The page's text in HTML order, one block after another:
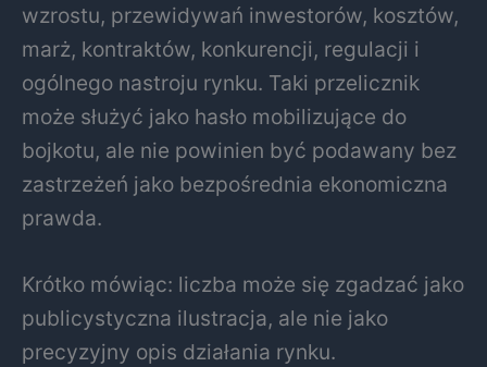
wzrostu, przewidywań inwestorów, kosztów,
marż, kontraktów, konkurencji, regulacji i
ogólnego nastroju rynku. Taki przelicznik
może służyć jako hasło mobilizujące do
bojkotu, ale nie powinien być podawany bez
zastrzeżeń jako bezpośrednia ekonomiczna
prawda.
Krótko mówiąc: liczba może się zgadzać jako
publicystyczna ilustracja, ale nie jako
precyzyjny opis działania rynku.